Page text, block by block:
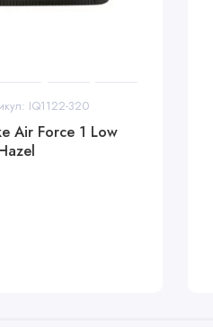
IQ1122-320
Air Force 1 Low